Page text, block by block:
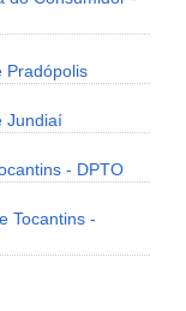
Pradópolis
Jundiaí
- DPTO
Tocantins -